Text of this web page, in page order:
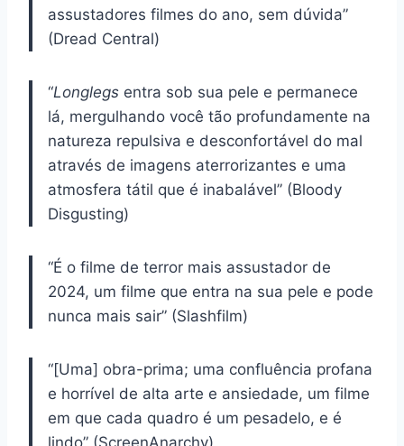
assustadores filmes do ano, sem dúvida”
(Dread Central)
“Longlegs entra sob sua pele e permanece
lá, mergulhando você tão profundamente na
natureza repulsiva e desconfortável do mal
através de imagens aterrorizantes e uma
atmosfera tátil que é inabalável” (Bloody
Disgusting)
“É o filme de terror mais assustador de
2024, um filme que entra na sua pele e pode
nunca mais sair” (Slashfilm)
“[Uma] obra-prima; uma confluência profana
e horrível de alta arte e ansiedade, um filme
em que cada quadro é um pesadelo, e é
lindo” (ScreenAnarchy)